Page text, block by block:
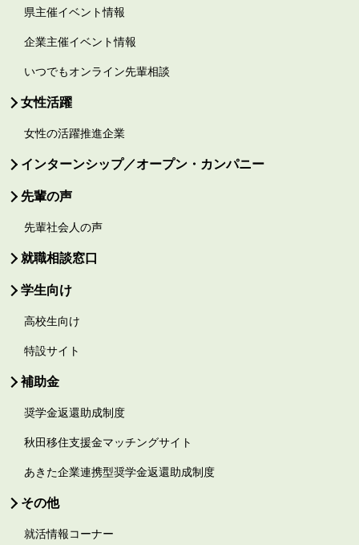
県主催イベント情報
企業主催イベント情報
いつでもオンライン先輩相談
女性活躍
女性の活躍推進企業
インターンシップ／オープン・カンパニー
先輩の声
先輩社会人の声
就職相談窓口
学生向け
高校生向け
特設サイト
補助金
奨学金返還助成制度
秋田移住支援金マッチングサイト
あきた企業連携型奨学金返還助成制度
その他
就活情報コーナー